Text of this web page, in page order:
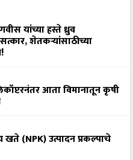
यांच्या हस्ते ध्रुव
शेतकऱ्यांसाठीच्या
आता विमानातून कृषी
खते (NPK) उत्पादन प्रकल्पाचे